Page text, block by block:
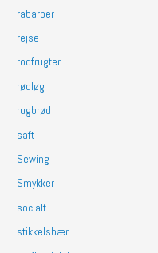
rabarber
rejse
rodfrugter
rødløg
rugbrød
saft
Sewing
Smykker
socialt
stikkelsbær